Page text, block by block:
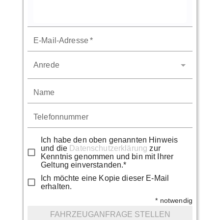
E-Mail-Adresse*
Anrede
Name
Telefonnummer
Ich habe den oben genannten Hinweis
und die Datenschutzerklärung zur
Kenntnis genommen und bin mit Ihrer
Geltung einverstanden.*
Ich möchte eine Kopie dieser E-Mail
erhalten.
* notwendig
FAHRZEUGANFRAGE STELLEN